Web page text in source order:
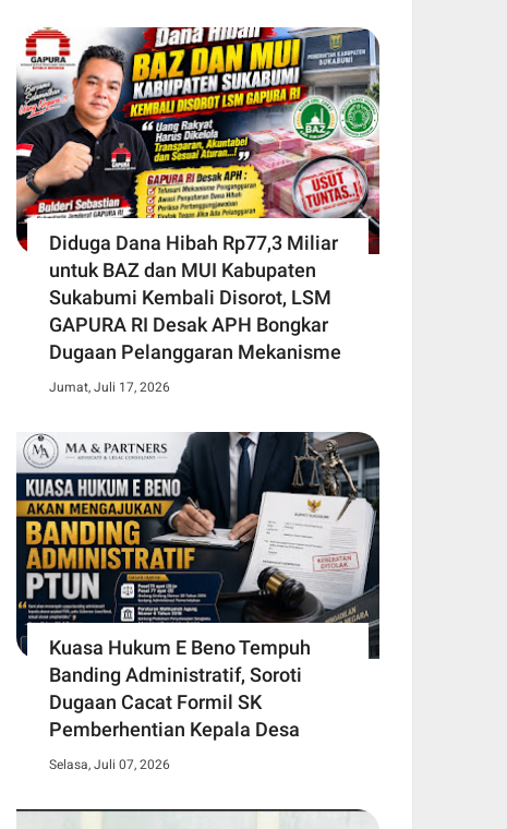
Diduga Dana Hibah Rp77,3 Miliar
untuk BAZ dan MUI Kabupaten
Sukabumi Kembali Disorot, LSM
GAPURA RI Desak APH Bongkar
Dugaan Pelanggaran Mekanisme
Jumat, Juli 17, 2026
Kuasa Hukum E Beno Tempuh
Banding Administratif, Soroti
Dugaan Cacat Formil SK
Pemberhentian Kepala Desa
Selasa, Juli 07, 2026